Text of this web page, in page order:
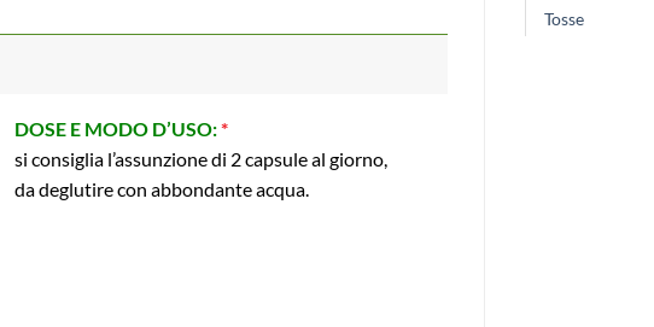
Tosse
DOSE E MODO D’USO:*
si consiglia l’assunzione di 2 capsule al giorno,
da deglutire con abbondante acqua.